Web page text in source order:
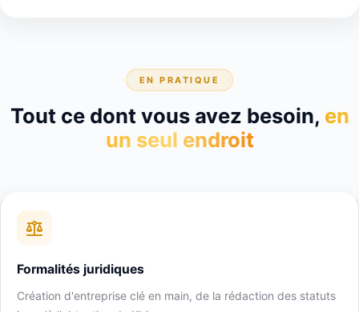
EN PRATIQUE
Tout ce dont vous avez besoin, en
un seul endroit
Formalités juridiques
Création d'entreprise clé en main, de la rédaction des statuts